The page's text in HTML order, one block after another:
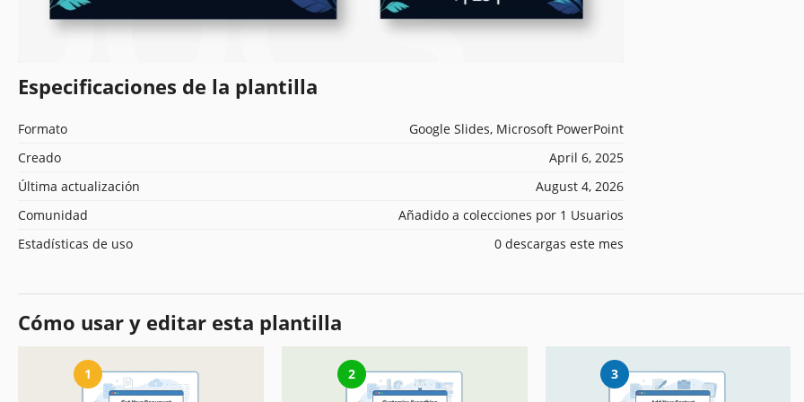
Especificaciones de la plantilla
Formato
Google Slides, Microsoft PowerPoint
Creado
April 6, 2025
Última actualización
August 4, 2026
Comunidad
Añadido a colecciones por 1 Usuarios
Estadísticas de uso
0 descargas este mes
Cómo usar y editar esta plantilla
1 2 3